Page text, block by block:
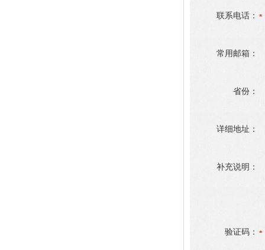
联系电话：
常用邮箱：
省份：
详细地址：
补充说明：
验证码：